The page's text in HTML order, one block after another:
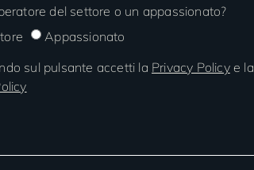
del settore o un appassionato?
Appassionato
sul pulsante accetti la Privacy Policye la